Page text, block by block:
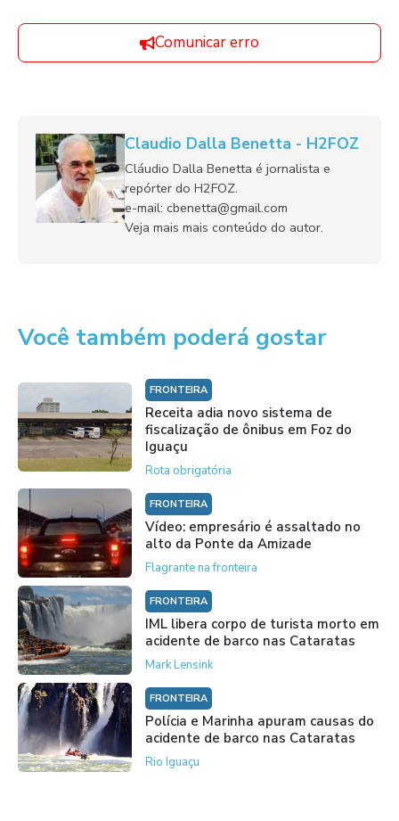
Comunicar erro
Claudio Dalla Benetta - H2FOZ
Cláudio Dalla Benetta é jornalista e
repórter do H2FOZ.
e-mail: cbenetta@gmail.com
Veja mais mais conteúdo do autor.
Você também poderá gostar
FRONTEIRA
Receita adia novo sistema de
fiscalização de ônibus em Foz do
Iguaçu
Rota obrigatória
FRONTEIRA
Vídeo: empresário é assaltado no
alto da Ponte da Amizade
Flagrante na fronteira
FRONTEIRA
IML libera corpo de turista morto em
acidente de barco nas Cataratas
Mark Lensink
FRONTEIRA
Polícia e Marinha apuram causas do
acidente de barco nas Cataratas
Rio Iguaçu